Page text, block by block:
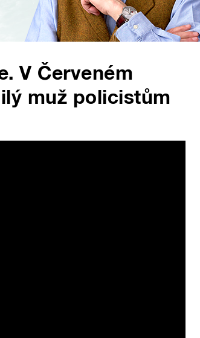
V Červeném
muž policistům